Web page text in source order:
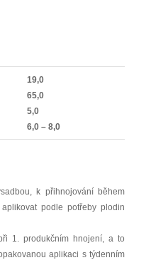
19,0
65,0
5,0
6,0 – 8,0
k přihnojování během
podle potřeby plodin
1. produkčním hnojení, a to
aplikaci s týdenním